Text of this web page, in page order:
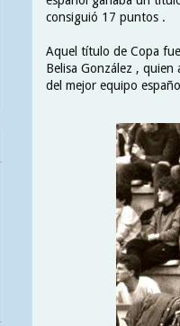
consiguió 17 puntos .
Aquel título de Copa
Belisa González ,
del mejor equipo